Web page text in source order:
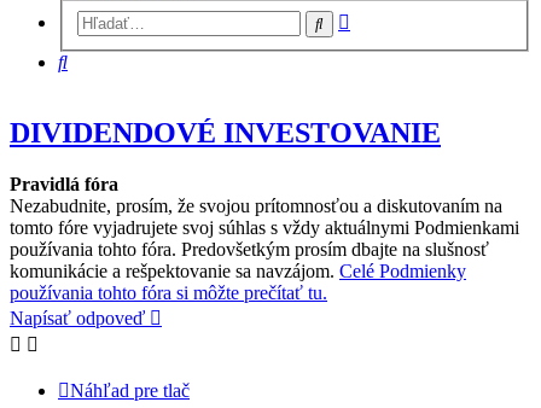
Hľadať
Hľadať
DIVIDENDOVÉ INVESTOVANIE
Pravidlá fóra
Nezabudnite, prosím, že svojou prítomnosťou a diskutovaním na
tomto fóre vyjadrujete svoj súhlas s vždy aktuálnymi Podmienkami
používania tohto fóra. Predovšetkým prosím dbajte na slušnosť
komunikácie a rešpektovanie sa navzájom. Celé Podmienky
používania tohto fóra si môžte prečítať tu.
Napísať odpoveď
Náhľad pre tlač